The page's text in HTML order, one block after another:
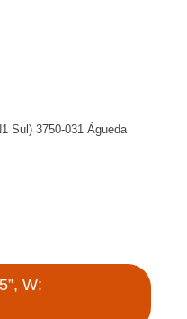
Sul) 3750-031 Águeda
W: